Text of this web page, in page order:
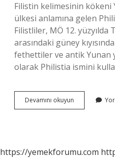
Filistin kelimesinin kökeni
ülkesi anlamına gelen
Filistliler, MÖ 12. yüzyılda
arasındaki güney
fethettiler ve antik Yunan
olarak Philistia ismini
Devamını okuyun
Atkısı
https://yemekforumu.com